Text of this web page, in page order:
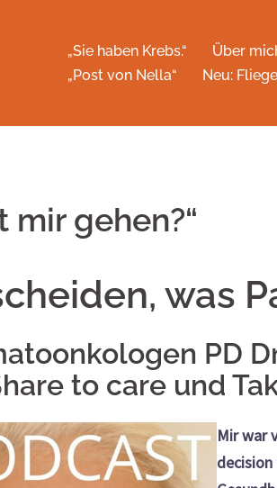
„Sie haben Krebs.“ Über
„Post von Nella“
Neu:
gehen?“
was
PD
to care und
Mir war